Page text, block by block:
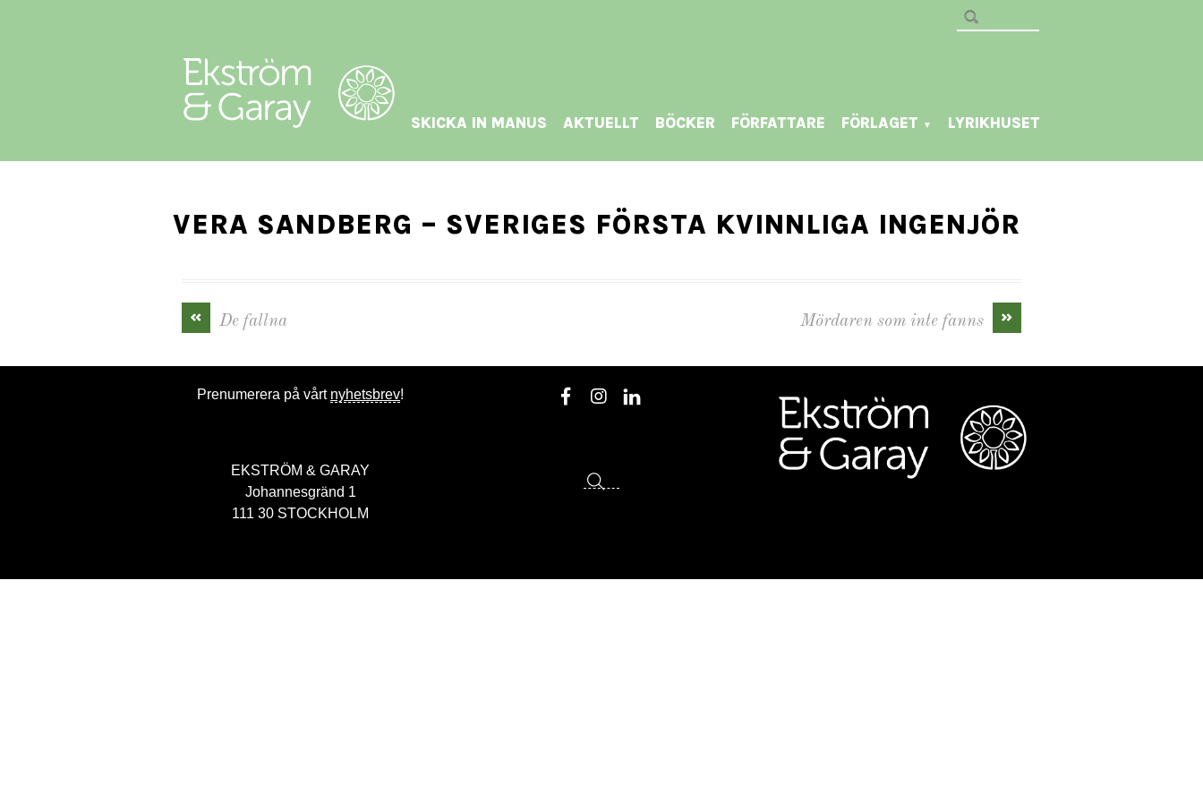
SKICKA IN MANUS AKTUELLT BÖCKER FÖRFATTARE FÖRLAGET ▼ LYRIKHUSET
VERA SANDBERG – SVERIGES FÖRSTA KVINNLIGA INGENJÖR
« De fallna »
Mördaren som inte fanns
Prenumerera på vårt nyhetsbrev!
EKSTRÖM & GARAY
Johannesgränd 1
111 30 STOCKHOLM